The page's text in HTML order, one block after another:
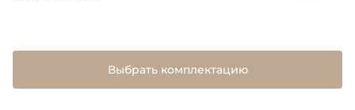
Выбрать комплектацию